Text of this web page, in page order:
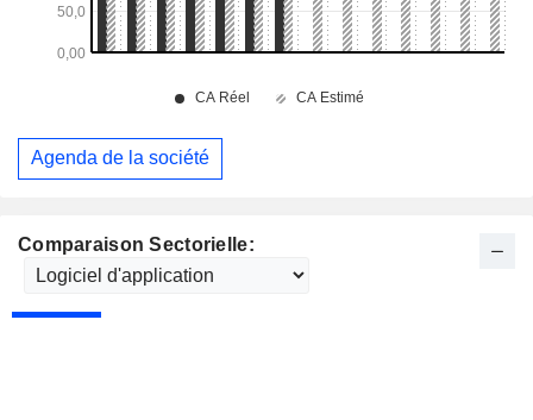
Comparaison Sectorielle:
Agenda de la société